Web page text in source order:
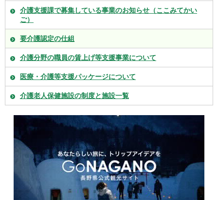
介護支援課で募集している事業のお知らせ（ここみてかい
ご）
要介護認定の仕組
介護分野の職員の賃上げ等支援事業について
医療・介護等支援パッケージについて
介護老人保健施設の制度と施設一覧